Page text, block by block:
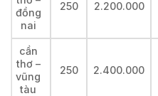
đồng
nai
250 2.200.000
cần
thơ –
vũng
tàu
250 2.400.000